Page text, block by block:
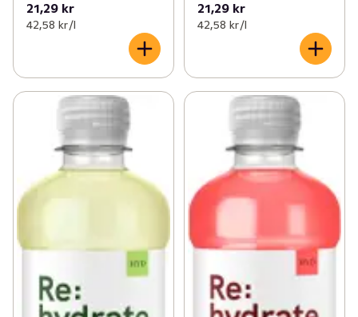
21,29 kr
42,58 kr /l
21,29 kr
42,58 kr /l